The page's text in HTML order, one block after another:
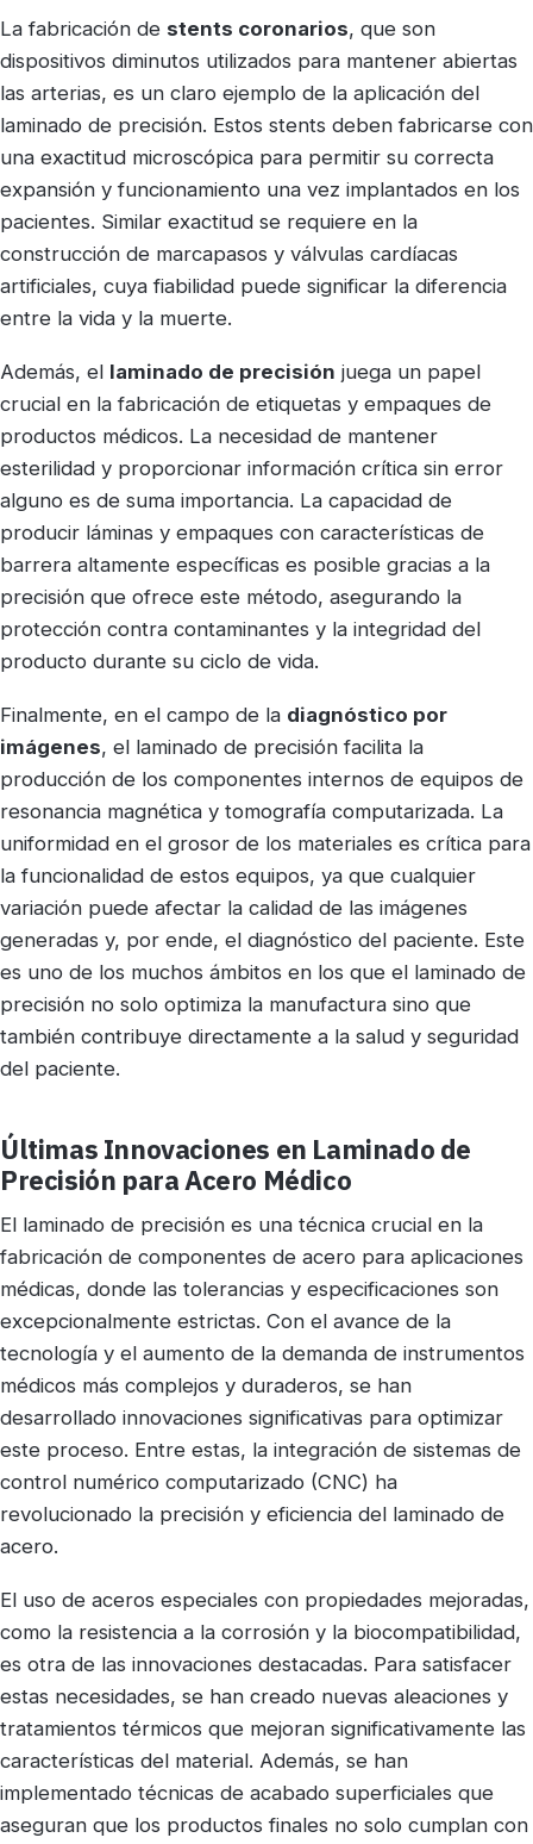
La fabricación de stents coronarios, que son
dispositivos diminutos utilizados para mantener abiertas
las arterias, es un claro ejemplo de la aplicación del
laminado de precisión. Estos stents deben fabricarse con
una exactitud microscópica para permitir su correcta
expansión y funcionamiento una vez implantados en los
pacientes. Similar exactitud se requiere en la
construcción de marcapasos y válvulas cardíacas
artificiales, cuya fiabilidad puede significar la diferencia
entre la vida y la muerte.
Además, el laminado de precisión juega un papel
crucial en la fabricación de etiquetas y empaques de
productos médicos. La necesidad de mantener
esterilidad y proporcionar información crítica sin error
alguno es de suma importancia. La capacidad de
producir láminas y empaques con características de
barrera altamente específicas es posible gracias a la
precisión que ofrece este método, asegurando la
protección contra contaminantes y la integridad del
producto durante su ciclo de vida.
Finalmente, en el campo de la diagnóstico por
imágenes, el laminado de precisión facilita la
producción de los componentes internos de equipos de
resonancia magnética y tomografía computarizada. La
uniformidad en el grosor de los materiales es crítica para
la funcionalidad de estos equipos, ya que cualquier
variación puede afectar la calidad de las imágenes
generadas y, por ende, el diagnóstico del paciente. Este
es uno de los muchos ámbitos en los que el laminado de
precisión no solo optimiza la manufactura sino que
también contribuye directamente a la salud y seguridad
del paciente.
Últimas Innovaciones en Laminado de
Precisión para Acero Médico
El laminado de precisión es una técnica crucial en la
fabricación de componentes de acero para aplicaciones
médicas, donde las tolerancias y especificaciones son
excepcionalmente estrictas. Con el avance de la
tecnología y el aumento de la demanda de instrumentos
médicos más complejos y duraderos, se han
desarrollado innovaciones significativas para optimizar
este proceso. Entre estas, la integración de sistemas de
control numérico computarizado (CNC) ha
revolucionado la precisión y eficiencia del laminado de
acero.
El uso de aceros especiales con propiedades mejoradas,
como la resistencia a la corrosión y la biocompatibilidad,
es otra de las innovaciones destacadas. Para satisfacer
estas necesidades, se han creado nuevas aleaciones y
tratamientos térmicos que mejoran significativamente las
características del material. Además, se han
implementado técnicas de acabado superficiales que
aseguran que los productos finales no solo cumplan con